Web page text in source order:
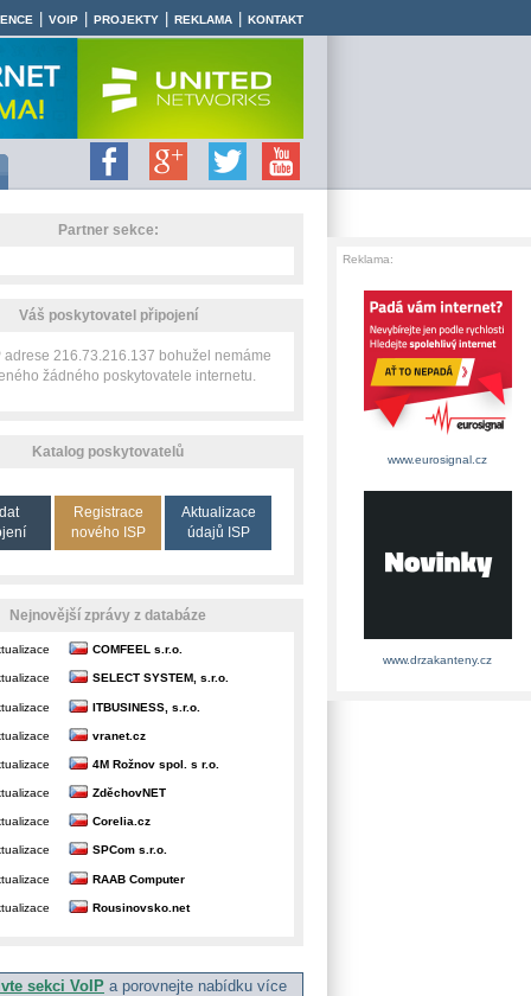
VOIP PROJEKTY REKLAMA KONTAKT
Partner sekce:
Váš poskytovatel připojení
adrese 216.73.216.137 bohužel nemáme
žádného poskytovatele internetu.
Katalog poskytovatelů
Registrace
nového ISP
Aktualizace
údajů ISP
Nejnovější zprávy z databáze
COMFEEL s.r.o.
SELECT SYSTEM, s.r.o.
ITBUSINESS, s.r.o.
vranet.cz
4M Rožnov spol. s r.o.
ZděchovNET
Corelia.cz
SPCom s.r.o.
RAAB Computer
Rousinovsko.net
sekci VoIP a porovnejte nabídku více
Reklama:
www.eurosignal.cz
www.drzakanteny.cz